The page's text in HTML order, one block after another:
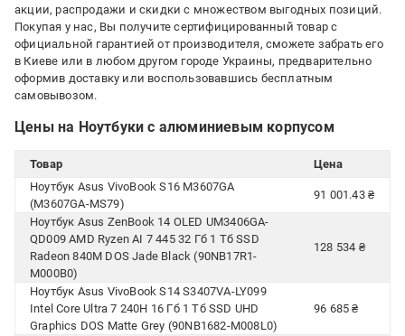
акции, распродажи и скидки с множеством выгодных позиций.
Покупая у нас, Вы получите сертифицированный товар с
официальной гарантией от производителя, сможете забрать его
в Киеве или в любом другом городе Украины, предварительно
оформив доставку или воспользовавшись бесплатным
самовывозом.
Цены на Ноутбуки с алюминиевым корпусом
Товар
Цена
Ноутбук Asus VivoBook S16 M3607GA
(M3607GA-MS79)
91 001.43 ₴
Ноутбук Asus ZenBook 14 OLED UM3406GA-
QD009 AMD Ryzen AI 7 445 32 Гб 1 Тб SSD
Radeon 840M DOS Jade Black (90NB17R1-
M000B0)
128 534 ₴
Ноутбук Asus VivoBook S14 S3407VA-LY099
Intel Core Ultra 7 240H 16 Гб 1 Тб SSD UHD
Graphics DOS Matte Grey (90NB1682-M008L0)
96 685 ₴